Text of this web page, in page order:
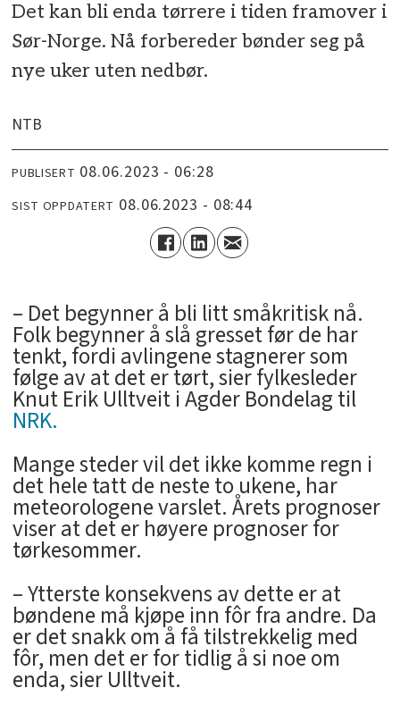
Det kan bli enda tørrere i tiden framover i
Sør-Norge. Nå forbereder bønder seg på
nye uker uten nedbør.
NTB
PUBLISERT 08.06.2023 - 06:28
SIST OPPDATERT 08.06.2023 - 08:44
– Det begynner å bli litt småkritisk nå.
Folk begynner å slå gresset før de har
tenkt, fordi avlingene stagnerer som
følge av at det er tørt, sier fylkesleder
Knut Erik Ulltveit i Agder Bondelag til
NRK.
Mange steder vil det ikke komme regn i
det hele tatt de neste to ukene, har
meteorologene varslet. Årets prognoser
viser at det er høyere prognoser for
tørkesommer.
– Ytterste konsekvens av dette er at
bøndene må kjøpe inn fôr fra andre. Da
er det snakk om å få tilstrekkelig med
fôr, men det er for tidlig å si noe om
enda, sier Ulltveit.